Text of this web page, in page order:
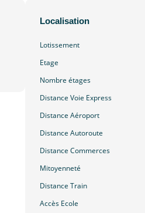
Localisation
Lotissement
Etage
Nombre étages
Distance Voie Express
Distance Aéroport
Distance Autoroute
Distance Commerces
Mitoyenneté
Distance Train
Accès Ecole